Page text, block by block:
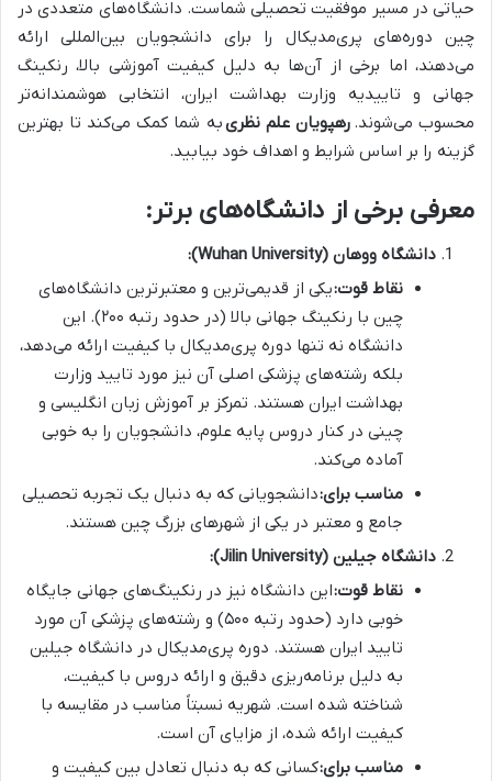
حیاتی در مسیر موفقیت تحصیلی شماست. دانشگاه‌های متعددی در
چین دوره‌های پری‌مدیکال را برای دانشجویان بین‌المللی ارائه
می‌دهند، اما برخی از آن‌ها به دلیل کیفیت آموزشی بالا، رنکینگ
جهانی و تاییدیه وزارت بهداشت ایران، انتخابی هوشمندانه‌تر
محسوب می‌شوند. رهپویان علم نظریبه شما کمک می‌کند تا بهترین
گزینه را بر اساس شرایط و اهداف خود بیابید.
معرفی برخی از دانشگاه‌های برتر:
دانشگاه ووهان (Wuhan University):
نقاط قوت:یکی از قدیمی‌ترین و معتبرترین دانشگاه‌های
چین با رنکینگ جهانی بالا (در حدود رتبه ۲۰۰). این
دانشگاه نه تنها دوره پری‌مدیکال با کیفیت ارائه می‌دهد،
بلکه رشته‌های پزشکی اصلی آن نیز مورد تایید وزارت
بهداشت ایران هستند. تمرکز بر آموزش زبان انگلیسی و
چینی در کنار دروس پایه علوم، دانشجویان را به خوبی
آماده می‌کند.
مناسب برای:دانشجویانی که به دنبال یک تجربه تحصیلی
جامع و معتبر در یکی از شهرهای بزرگ چین هستند.
دانشگاه جیلین (Jilin University):
نقاط قوت:این دانشگاه نیز در رنکینگ‌های جهانی جایگاه
خوبی دارد (حدود رتبه ۵۰۰) و رشته‌های پزشکی آن مورد
تایید ایران هستند. دوره پری‌مدیکال در دانشگاه جیلین
به دلیل برنامه‌ریزی دقیق و ارائه دروس با کیفیت،
شناخته شده است. شهریه نسبتاً مناسب در مقایسه با
کیفیت ارائه شده، از مزایای آن است.
مناسب برای:کسانی که به دنبال تعادل بین کیفیت و